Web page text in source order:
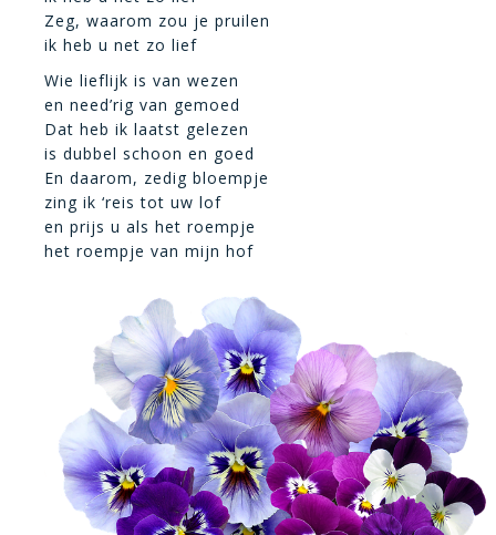
Zeg, waarom zou je pruilen
ik heb u net zo lief
Wie lieflijk is van wezen
en need’rig van gemoed
Dat heb ik laatst gelezen
is dubbel schoon en goed
En daarom, zedig bloempje
zing ik ‘reis tot uw lof
en prijs u als het roempje
het roempje van mijn hof